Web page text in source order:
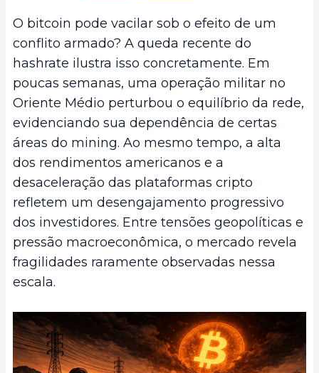
O bitcoin pode vacilar sob o efeito de um
conflito armado? A queda recente do
hashrate ilustra isso concretamente. Em
poucas semanas, uma operação militar no
Oriente Médio perturbou o equilíbrio da rede,
evidenciando sua dependência de certas
áreas do mining. Ao mesmo tempo, a alta
dos rendimentos americanos e a
desaceleração das plataformas cripto
refletem um desengajamento progressivo
dos investidores. Entre tensões geopolíticas e
pressão macroeconômica, o mercado revela
fragilidades raramente observadas nessa
escala.